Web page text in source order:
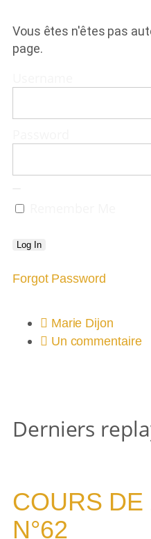
Vous êtes n'êtes pas
page.
Forgot Password
Marie Dijon
Un commentaire
Derniers
COURS DE
N°62